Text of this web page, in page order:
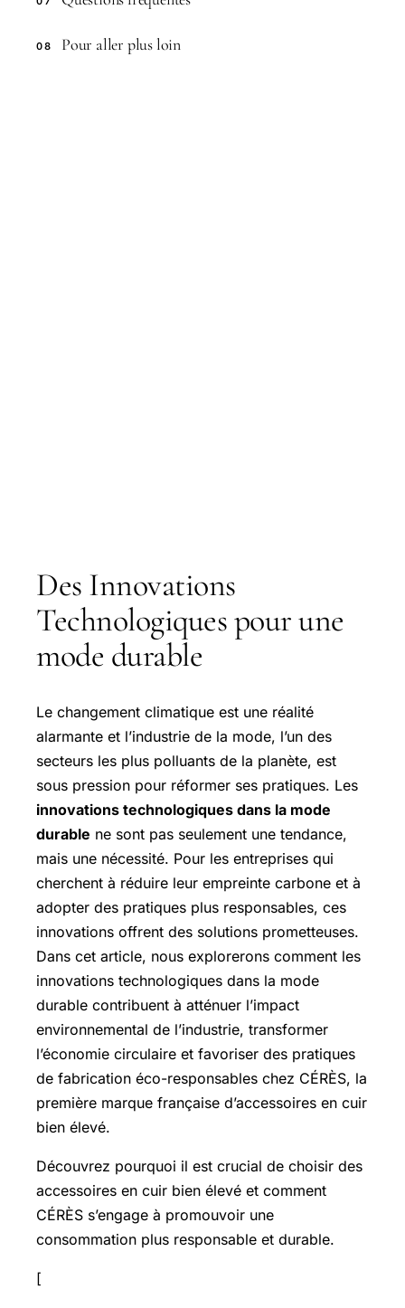
08 Pour aller plus loin
Des Innovations
Technologiques pour une
mode durable
Le changement climatique est une réalité
alarmante et l’industrie de la mode, l’un des
secteurs les plus polluants de la planète, est
sous pression pour réformer ses pratiques. Les
innovations technologiques dans la mode
durable ne sont pas seulement une tendance,
mais une nécessité. Pour les entreprises qui
cherchent à réduire leur empreinte carbone et à
adopter des pratiques plus responsables, ces
innovations offrent des solutions prometteuses.
Dans cet article, nous explorerons comment les
innovations technologiques dans la mode
durable contribuent à atténuer l’impact
environnemental de l’industrie, transformer
l’économie circulaire et favoriser des pratiques
de fabrication éco-responsables chez CÉRÈS, la
première marque française d’accessoires en cuir
bien élevé.
Découvrez pourquoi il est crucial de choisir des
accessoires en cuir bien élevé et comment
CÉRÈS s’engage à promouvoir une
consommation plus responsable et durable.
[